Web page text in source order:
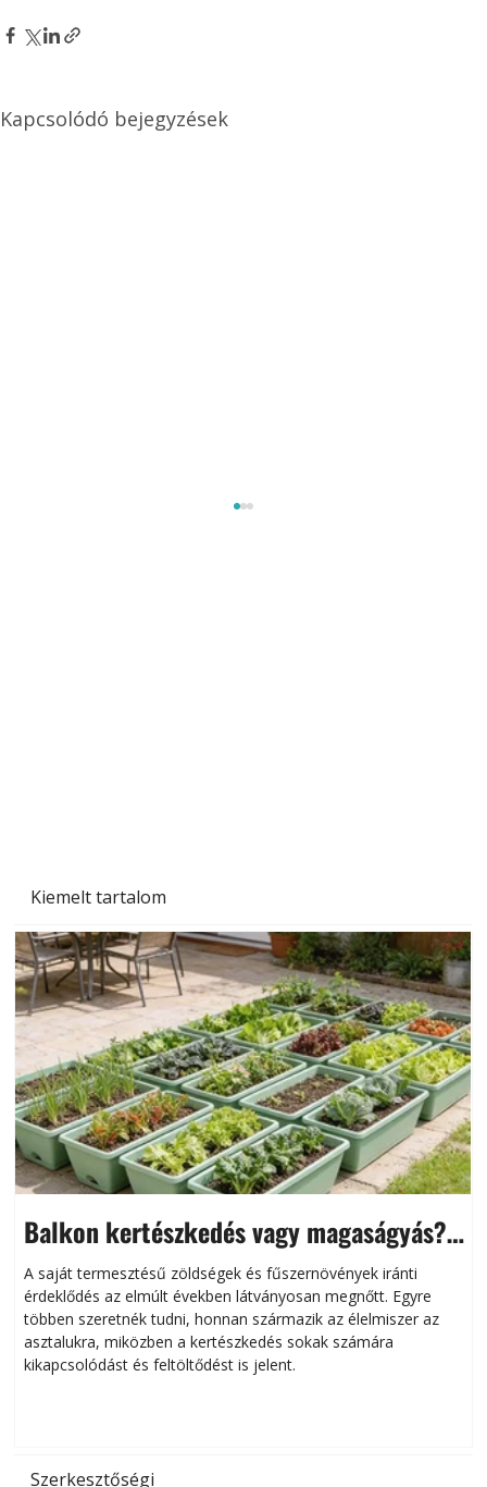
Kiemelt tartalom
Balkon kertészkedés vagy magaságyás?
Helytakarékos kertészkedés
A saját termesztésű zöldségek és fűszernövények iránti
érdeklődés az elmúlt években látványosan megnőtt. Egyre
többen szeretnék tudni, honnan származik az élelmiszer az
asztalukra, miközben a kertészkedés sokak számára
kikapcsolódást és feltöltődést is jelent.
Szerkesztőségi
Kapcsolódó bejegyzések